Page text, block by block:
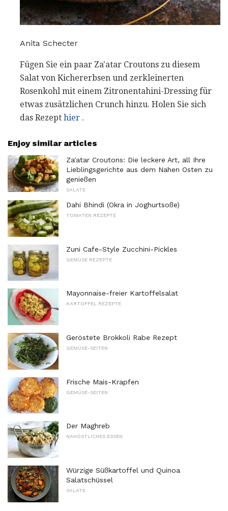
Anita Schecter
Fügen Sie ein paar Za'atar Croutons zu diesem
Salat von Kichererbsen und zerkleinerten
Rosenkohl mit einem Zitronentahini-Dressing für
etwas zusätzlichen Crunch hinzu. Holen Sie sich
das Rezept hier .
Enjoy similar articles
Za'atar Croutons: Die leckere Art, all Ihre
Lieblingsgerichte aus dem Nahen Osten zu
genießen
SALATE
Dahi Bhindi (Okra in Joghurtsoße)
TOMATEN REZEPTE
Zuni Cafe-Style Zucchini-Pickles
GEMÜSE REZEPTE
Mayonnaise-freier Kartoffelsalat
KARTOFFEL REZEPTE
Geröstete Brokkoli Rabe Rezept
GEMÜSE-SEITEN
Frische Mais-Krapfen
GEMÜSE-SEITEN
Der Maghreb
NAHÖSTLICHES ESSEN
Würzige Süßkartoffel und Quinoa
Salatschüssel
SALATE